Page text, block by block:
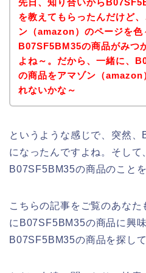
先日、知り合いから
を教えてもらったんだけど
ン（amazon）のページを色
B07SF5BM35の商品がみつ
よね～。だから、一緒に、
の商品をアマゾン（amazon
れないかな～
というような感じで、突然
になったんですよね。そして
B07SF5BM35の商品のこと
こちらの記事をご覧のあなた
にB07SF5BM35の商品に興味
B07SF5BM35の商品を探し